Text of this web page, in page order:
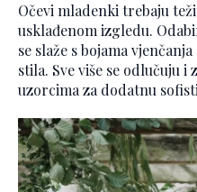
Očevi mladenki trebaju
usklađenom izgledu.
se slaže s bojama
stila. Sve više se odlučuju i
uzorcima za dodatnu